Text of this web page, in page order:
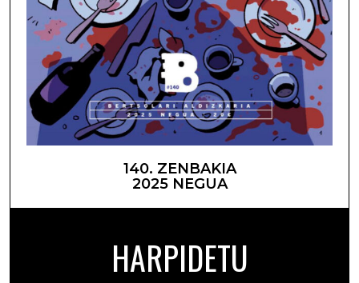
140. ZENBAKIA
2025 NEGUA
HARPIDETU